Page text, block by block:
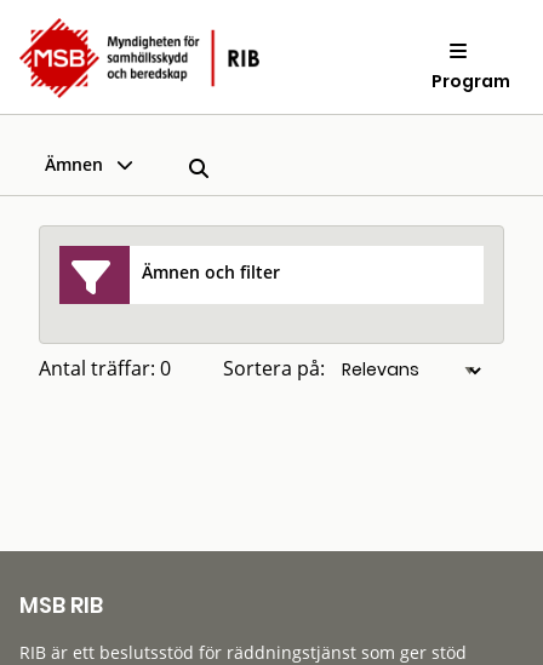
Program
Ämnen
Ämnen och filter
Antal träffar: 0 Sortera på:
MSB RIB
RIB är ett beslutsstöd för räddningstjänst som ger stöd